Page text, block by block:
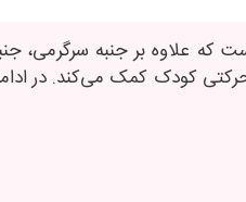
که علاوه بر جنبه سرگرمی،
کودک کمک می‌کند. در